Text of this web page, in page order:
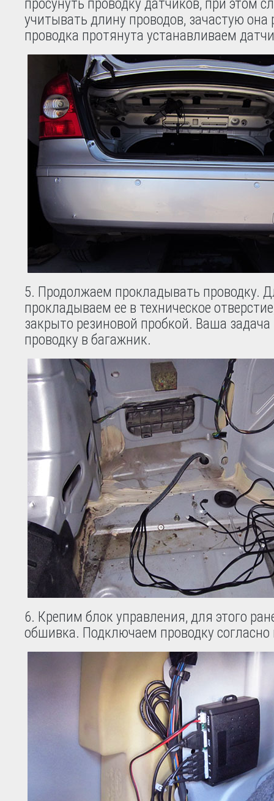
просунуть проводку датчиков, при этом
учитывать длину проводов, зачастую она
проводка протянута устанавливаем
Продолжаем прокладывать проводку.
прокладываем ее в техническое
закрыто резиновой пробкой. Ваша
проводку в багажник.
Крепим блок управления, для этого
обшивка. Подключаем проводку согласно